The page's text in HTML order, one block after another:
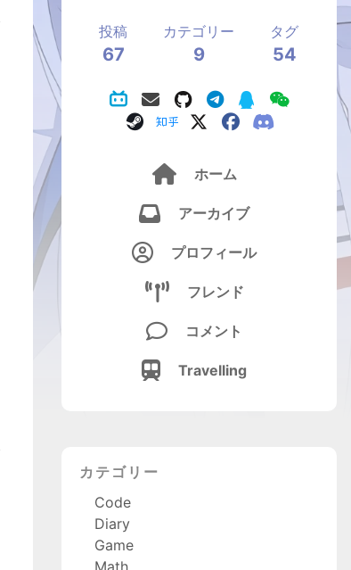
投稿
67
カテゴリー
9
タグ
54
 ホーム
 アーカイブ
 プロフィール
 フレンド
 コメント
 Travelling
カテゴリー
Code
Diary
Game
Math